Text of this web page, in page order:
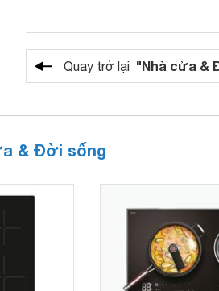
Quay trở lại "Nhà cửa &
& Đời sống